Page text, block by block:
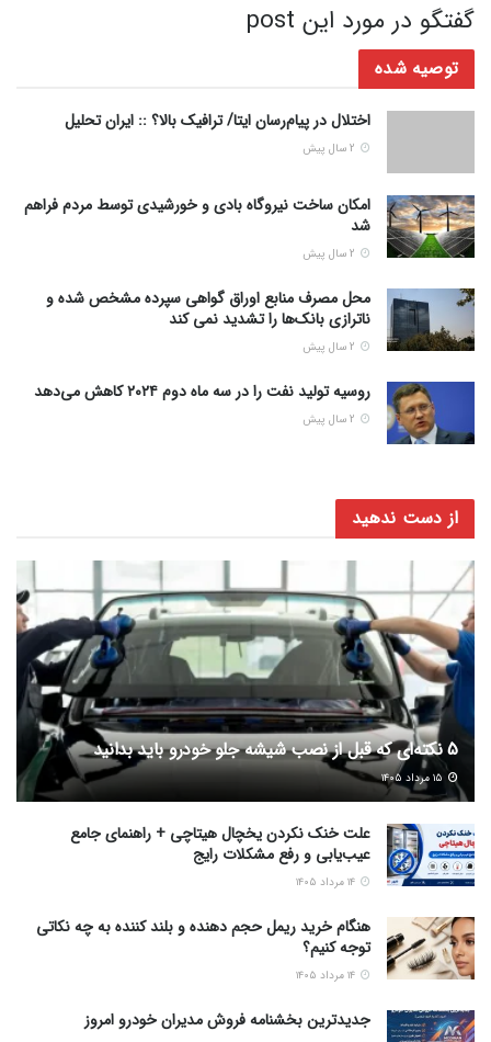
گفتگو در مورد این post
توصیه شده
اختلال در پیام‌رسان ایتا/ ترافیک بالا؟ :: ایران تحلیل
امکان ساخت نیروگاه‌ بادی و خورشیدی توسط مردم فراهم
شد
محل مصرف منابع اوراق گواهی سپرده مشخص شده و
ناترازی بانک‌ها را تشدید نمی‌ کند
روسیه تولید نفت را در سه ماه دوم ۲۰۲۴ کاهش می‌دهد
از دست ندهید
5 نکته‌ای که قبل از نصب شیشه جلو خودرو باید بدانید
علت خنک نکردن یخچال هیتاچی + راهنمای جامع
عیب‌یابی و رفع مشکلات رایج
هنگام خرید ریمل حجم دهنده و بلند کننده به چه نکاتی
توجه کنیم؟
جدیدترین بخشنامه فروش مدیران خودرو امروز